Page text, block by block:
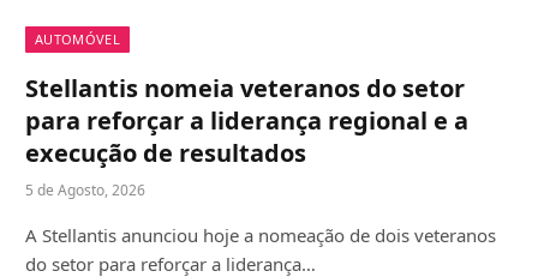
AUTOMÓVEL
Stellantis nomeia veteranos do setor
para reforçar a liderança regional e a
execução de resultados
5 de Agosto, 2026
A Stellantis anunciou hoje a nomeação de dois veteranos
do setor para reforçar a liderança…